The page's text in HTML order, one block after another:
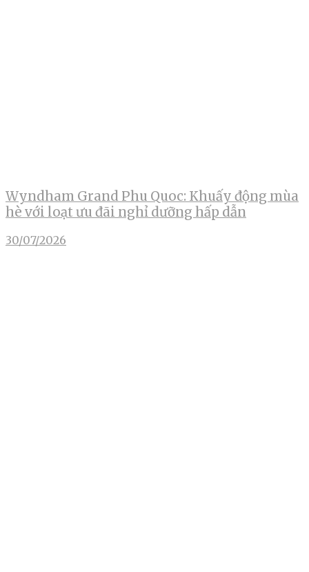
Wyndham Grand Phu Quoc: Khuấy động mùa
hè với loạt ưu đãi nghỉ dưỡng hấp dẫn
30/07/2026